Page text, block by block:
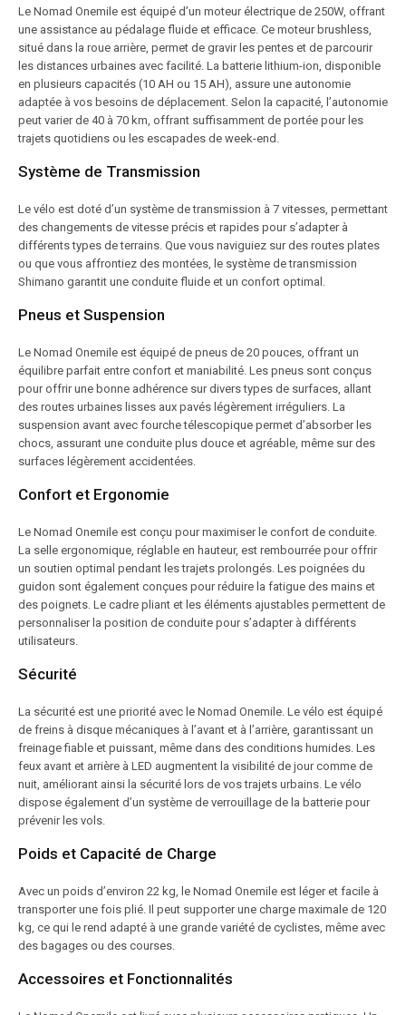
Le Nomad Onemile est équipé d’un moteur électrique de 250W, offrant
une assistance au pédalage fluide et efficace. Ce moteur brushless,
situé dans la roue arrière, permet de gravir les pentes et de parcourir
les distances urbaines avec facilité. La batterie lithium-ion, disponible
en plusieurs capacités (10 AH ou 15 AH), assure une autonomie
adaptée à vos besoins de déplacement. Selon la capacité, l’autonomie
peut varier de 40 à 70 km, offrant suffisamment de portée pour les
trajets quotidiens ou les escapades de week-end.
Système de Transmission
Le vélo est doté d’un système de transmission à 7 vitesses, permettant
des changements de vitesse précis et rapides pour s’adapter à
différents types de terrains. Que vous naviguiez sur des routes plates
ou que vous affrontiez des montées, le système de transmission
Shimano garantit une conduite fluide et un confort optimal.
Pneus et Suspension
Le Nomad Onemile est équipé de pneus de 20 pouces, offrant un
équilibre parfait entre confort et maniabilité. Les pneus sont conçus
pour offrir une bonne adhérence sur divers types de surfaces, allant
des routes urbaines lisses aux pavés légèrement irréguliers. La
suspension avant avec fourche télescopique permet d’absorber les
chocs, assurant une conduite plus douce et agréable, même sur des
surfaces légèrement accidentées.
Confort et Ergonomie
Le Nomad Onemile est conçu pour maximiser le confort de conduite.
La selle ergonomique, réglable en hauteur, est rembourrée pour offrir
un soutien optimal pendant les trajets prolongés. Les poignées du
guidon sont également conçues pour réduire la fatigue des mains et
des poignets. Le cadre pliant et les éléments ajustables permettent de
personnaliser la position de conduite pour s’adapter à différents
utilisateurs.
Sécurité
La sécurité est une priorité avec le Nomad Onemile. Le vélo est équipé
de freins à disque mécaniques à l’avant et à l’arrière, garantissant un
freinage fiable et puissant, même dans des conditions humides. Les
feux avant et arrière à LED augmentent la visibilité de jour comme de
nuit, améliorant ainsi la sécurité lors de vos trajets urbains. Le vélo
dispose également d’un système de verrouillage de la batterie pour
prévenir les vols.
Poids et Capacité de Charge
Avec un poids d’environ 22 kg, le Nomad Onemile est léger et facile à
transporter une fois plié. Il peut supporter une charge maximale de 120
kg, ce qui le rend adapté à une grande variété de cyclistes, même avec
des bagages ou des courses.
Accessoires et Fonctionnalités